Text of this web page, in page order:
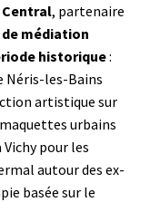
Central, partenaire
médiation
historique:
Néris-les-Bains
artistique sur
urbains
Vichy pour les
autour des ex-
basée sur le